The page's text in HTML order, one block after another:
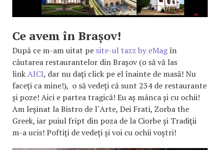
Ce avem în Brașov!
După ce m-am uitat pe site-ul tazz by eMagîn
căutarea restaurantelor din Brașov (o să vă las
linkAICI, dar nu dați click pe el înainte de masă! Nu
faceți ca mine!), o să vedeți că sunt 234 de restaurante
și poze! Aici e partea tragică! Eu aș mânca și cu ochii!
Am leșinat la Bistro de l`Arte, Dei Frati, Zorba the
Greek, iar puiul fript din poza de la Ciorbe și Tradiții
m-a ucis! Poftiți de vedeți și voi cu ochii voștri!